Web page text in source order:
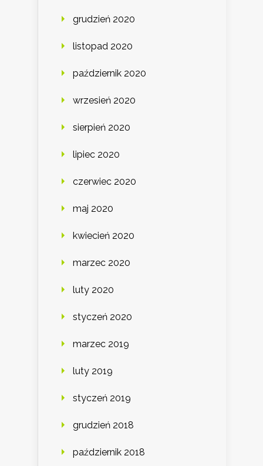
grudzień 2020
listopad 2020
październik 2020
wrzesień 2020
sierpień 2020
lipiec 2020
czerwiec 2020
maj 2020
kwiecień 2020
marzec 2020
luty 2020
styczeń 2020
marzec 2019
luty 2019
styczeń 2019
grudzień 2018
październik 2018